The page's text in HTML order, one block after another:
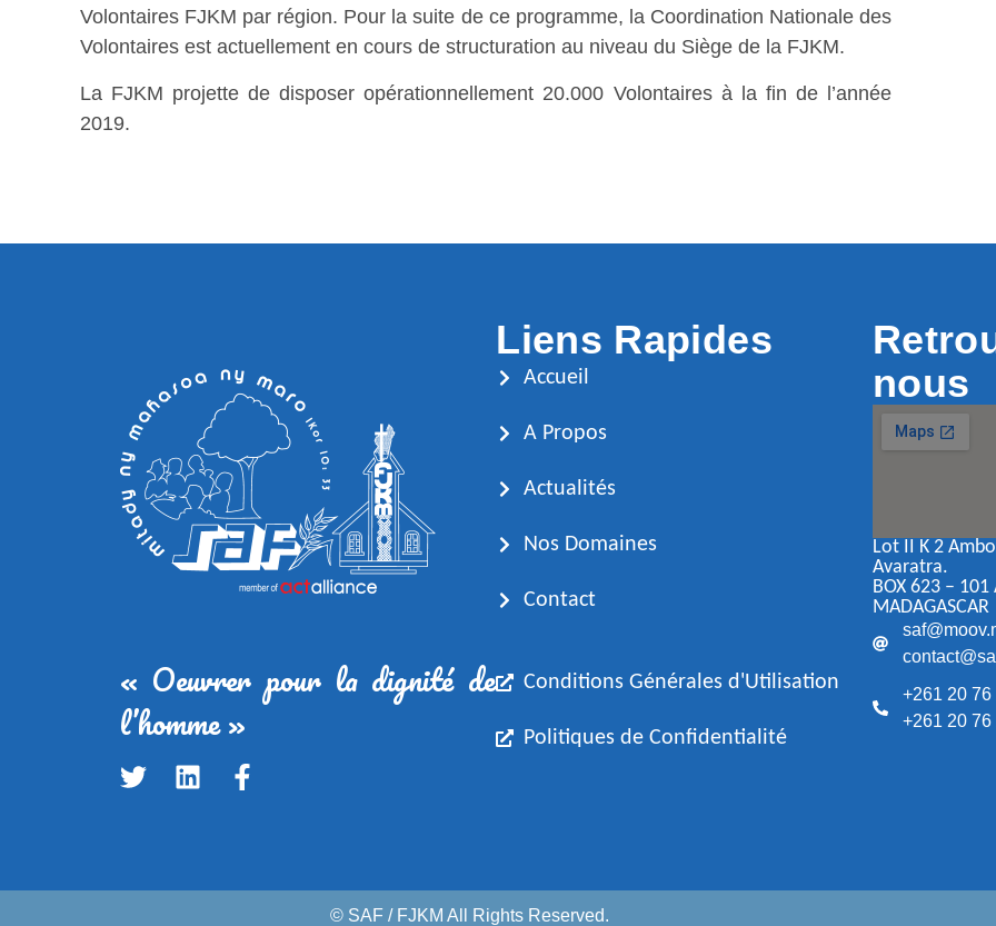
Volontaires FJKM par région. Pour la suite de ce programme, la Coordination Nationale des
Volontaires est actuellement en cours de structuration au niveau du Siège de la FJKM.
La FJKM projette de disposer opérationnellement 20.000 Volontaires à la fin de l’année
2019.
« Oeuvrer pour la dignité de
l’homme »
Liens Rapides
Accueil
A Propos
Actualités
Nos Domaines
Contact
Conditions Générales d'Utilisation
Politiques de Confidentialité
nous
Lot II K 2
Avaratra.
BOX 623 –
MADAGASCAR
+261 20 76
+261 20 76
© SAF / FJKM All Rights Reserved.